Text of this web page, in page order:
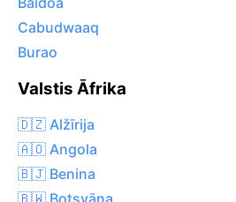
Cabudwaaq
Burao
Valstis Āfrika
🇩🇿 Alžīrija
🇦🇴 Angola
🇧🇯 Benina
🇧🇼 Botsvāna